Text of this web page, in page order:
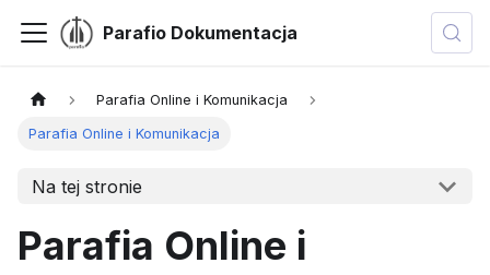
Parafio Dokumentacja
Parafia Online i Komunikacja
Parafia Online i Komunikacja
Na tej stronie
Parafia Online i